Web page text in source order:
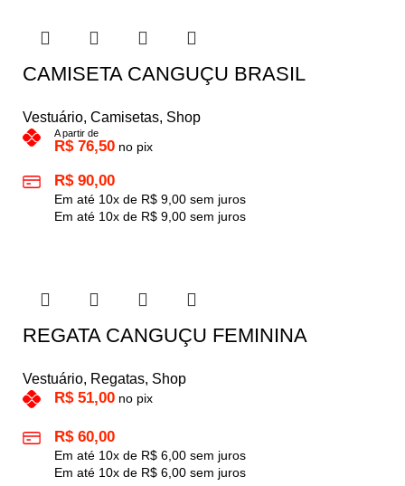
CAMISETA CANGUÇU BRASIL
Vestuário, Camisetas, Shop
A partir de
R$76,50 no pix
R$90,00
Em até 10x de R$ 9,00 sem juros
Em até 10x de R$ 9,00 sem juros
REGATA CANGUÇU FEMININA
Vestuário, Regatas, Shop
R$51,00 no pix
R$60,00
Em até 10x de R$ 6,00 sem juros
Em até 10x de R$ 6,00 sem juros